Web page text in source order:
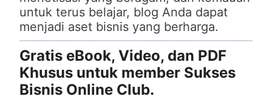
untuk terus belajar, blog Anda dapat
menjadi aset bisnis yang berharga.
Gratis eBook, Video, dan PDF
Khusus untuk member Sukses
Bisnis Online Club.